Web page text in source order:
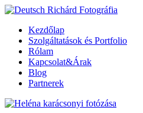
Kezdőlap
Szolgáltatások és Portfolio
Rólam
Kapcsolat&Árak
Blog
Partnerek